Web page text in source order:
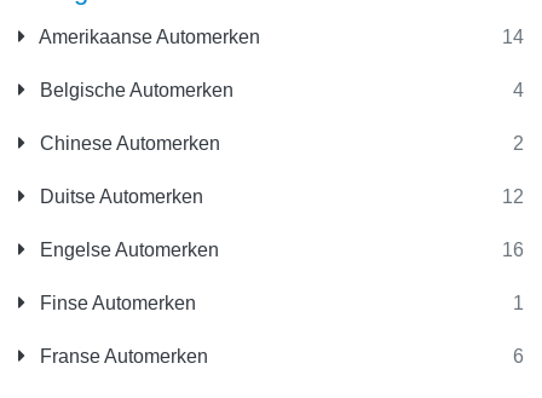
Amerikaanse Automerken 14
Belgische Automerken 4
Chinese Automerken 2
Duitse Automerken 12
Engelse Automerken 16
Finse Automerken 1
Franse Automerken 6